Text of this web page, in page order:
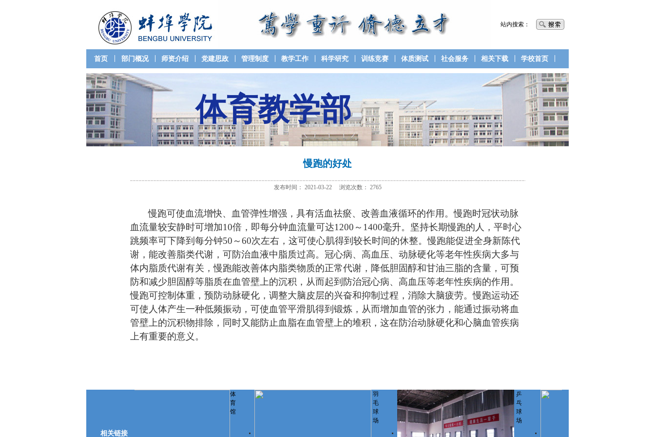
站内搜索：
首页 部门概况 师资介绍 党建思政 管理制度 教学工作 科学研究 训练竞赛 体质测试 社会服务 相关下载 学校首页
体育教学部
慢跑的好处
发布时间： 2021-03-22 浏览次数： 2765
慢跑可使血流增快、血管弹性增强，具有活血祛瘀、改善血液循环的作用。慢跑时冠状动脉
血流量较安静时可增加10倍，即每分钟血流量可达1200～1400毫升。坚持长期慢跑的人，平时心
跳频率可下降到每分钟50～60次左右，这可使心肌得到较长时间的休整。慢跑能促进全身新陈代
谢，能改善脂类代谢，可防治血液中脂质过高。冠心病、高血压、动脉硬化等老年性疾病大多与
体内脂质代谢有关，慢跑能改善体内脂类物质的正常代谢，降低胆固醇和甘油三脂的含量，可预
防和减少胆固醇等脂质在血管壁上的沉积，从而起到防治冠心病、高血压等老年性疾病的作用。
慢跑可控制体重，预防动脉硬化，调整大脑皮层的兴奋和抑制过程，消除大脑疲劳。慢跑运动还
可使人体产生一种低频振动，可使血管平滑肌得到锻炼，从而增加血管的张力，能通过振动将血
管壁上的沉积物排除，同时又能防止血脂在血管壁上的堆积，这在防治动脉硬化和心脑血管疾病
上有重要的意义。
相关链接
体
育
馆
羽
毛
球
场
乒
乓
球
场